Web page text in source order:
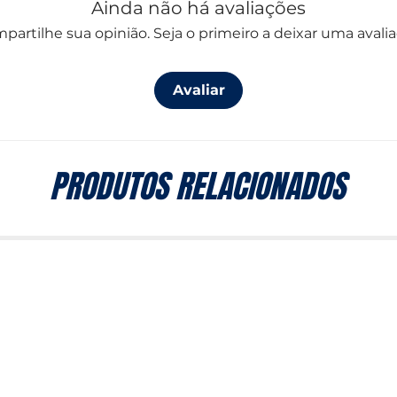
Ainda não há avaliações
sua opinião. Seja o primeiro a deixar uma
Avaliar
PRODUTOS RELACIONADOS